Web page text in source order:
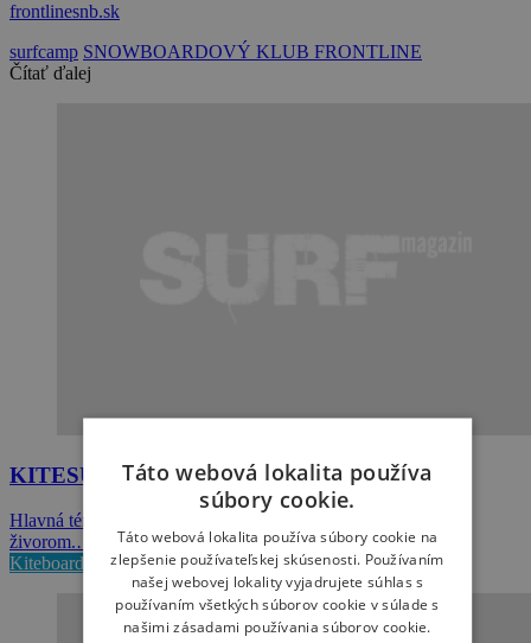
frontlinesnb.sk
surfcamp SNOWBOARDOVÝ KLUB FRONTLINE
Čítať ďalej
KITESURFER 2015/01 JE READY!
Hlavná téma časopisu je ako sklbiť kiteboarding s rodinným
živorom.…
Kiteboard
Táto webová lokalita používa
súbory cookie.
Táto webová lokalita používa súbory cookie na
zlepšenie používateľskej skúsenosti. Používaním
našej webovej lokality vyjadrujete súhlas s
používaním všetkých súborov cookie v súlade s
našimi zásadami používania súborov cookie.